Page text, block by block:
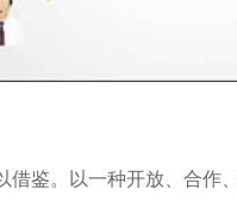
借鉴。以一种开放、合